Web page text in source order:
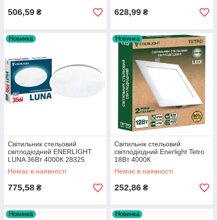
506,59 ₴ 628,99 ₴
Новинка
Cвітильник стельовий
світлодіодний ENERLIGHT
LUNA 36Вт 4000К 28325
Немає в наявності
775,58 ₴
Новинка
Світильнік стельовий
світлодіодний Enerlight Tetro
18Вт 4000К
Немає в наявності
252,86 ₴
Новинка Новинка